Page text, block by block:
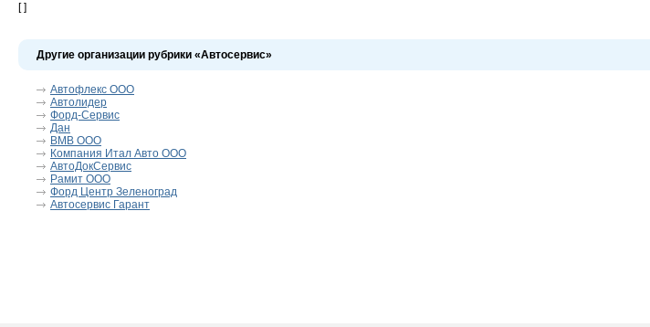
[ ]
Другие организации рубрики «Автосервис»
Автофлекс ООО
Автолидер
Форд-Сервис
Дан
ВМВ ООО
Компания Итал Авто ООО
АвтоДокСервис
Рамит ООО
Форд Центр Зеленоград
Автосервис Гарант